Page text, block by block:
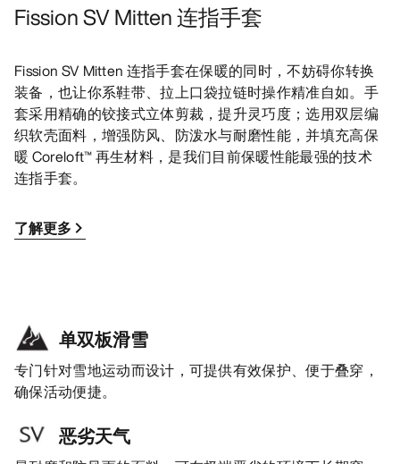
Fission SV Mitten 连指手套
Fission SV Mitten 连指手套在保暖的同时，不妨碍你转换
装备，也让你系鞋带、拉上口袋拉链时操作精准自如。手
套采用精确的铰接式立体剪裁，提升灵巧度；选用双层编
织软壳面料，增强防风、防泼水与耐磨性能，并填充高保
暖 Coreloft™ 再生材料，是我们目前保暖性能最强的技术
连指手套。
了解更多
单双板滑雪
专门针对雪地运动而设计，可提供有效保护、便于叠穿，
确保活动便捷。
恶劣天气